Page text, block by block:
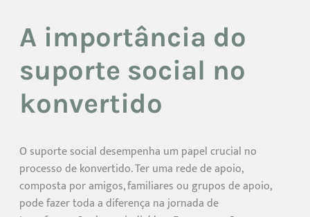
A importância do
suporte social no
konvertido
O suporte social desempenha um papel crucial no
processo de konvertido. Ter uma rede de apoio,
composta por amigos, familiares ou grupos de apoio,
pode fazer toda a diferença na jornada de